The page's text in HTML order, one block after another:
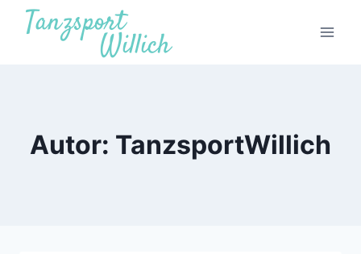
Zum
Inhalt
Autor: TanzsportWillich